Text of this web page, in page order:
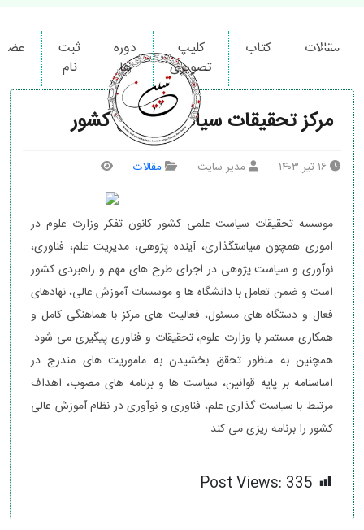
کیمیاگران دور اندیش ایرانیان مقالات کتاب
کلیپ
تصویری
دوره
ها
ثبت
نام
مرکز تحقیقات سیاست علمی کشور
۱۶ تیر ۱۴۰۳ مدیر سایت مقالات
موسسه تحقیقات سیاست علمی کشور کانون تفکر وزارت علوم در
اموری همچون سیاست­گذاری، آینده پژوهی، مدیریت علم، فناوری،
نوآوری و سیاست پژوهی در اجرای طرح های مهم و راهبردی کشور
است و ضمن تعامل با دانشگاه ‌ها و موسسات آموزش عالی، نهادهای
فعال و دستگاه ‌های مسئول، فعالیت‌ های مرکز با هماهنگی کامل و
همکاری مستمر با وزارت علوم، تحقیقات و فناوری پیگیری می­ شود.
همچنین به منظور تحقق بخشیدن به ماموریت های مندرج در
اساسنامه بر پایه قوانین، سیاست ‌ها و برنامه‌ های مصوب، اهداف
مرتبط با سیاست گذاری علم، فناوری و نوآوری در نظام آموزش عالی
کشور را برنامه ‌ریزی می­ کند.
Post Views: 335